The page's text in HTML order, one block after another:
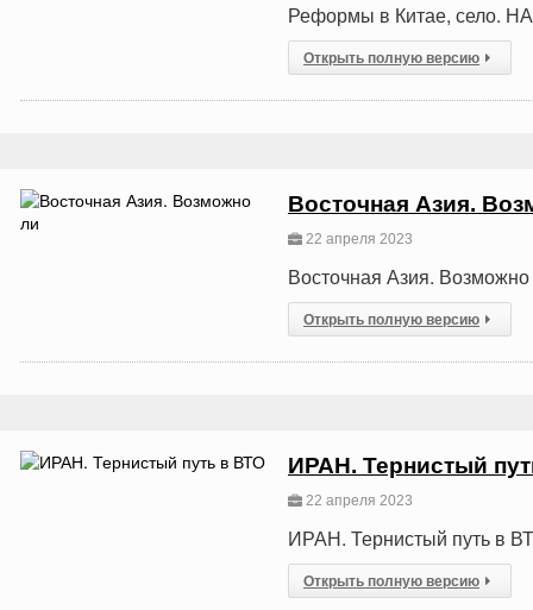
Реформы в Китае,
Открыть полную версию
Восточная Азия.
22 апреля 2023
Восточная Азия.
Открыть полную версию
ИРАН. Тернистый
22 апреля 2023
ИРАН. Тернистый путь в
Открыть полную версию